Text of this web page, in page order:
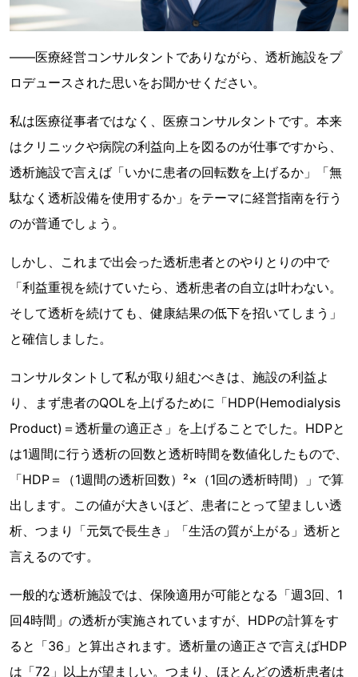
――医療経営コンサルタントでありながら、透析施設をプ
ロデュースされた思いをお聞かせください。
私は医療従事者ではなく、医療コンサルタントです。本来
はクリニックや病院の利益向上を図るのが仕事ですから、
透析施設で言えば「いかに患者の回転数を上げるか」「無
駄なく透析設備を使用するか」をテーマに経営指南を行う
のが普通でしょう。
しかし、これまで出会った透析患者とのやりとりの中で
「利益重視を続けていたら、透析患者の自立は叶わない。
そして透析を続けても、健康結果の低下を招いてしまう」
と確信しました。
コンサルタントして私が取り組むべきは、施設の利益よ
り、まず患者のQOLを上げるために「HDP(Hemodialysis
Product)＝透析量の適正さ」を上げることでした。HDPと
は1週間に行う透析の回数と透析時間を数値化したもので、
「HDP＝（1週間の透析回数）²×（1回の透析時間）」で算
出します。この値が大きいほど、患者にとって望ましい透
析、つまり「元気で長生き」「生活の質が上がる」透析と
言えるのです。
一般的な透析施設では、保険適用が可能となる「週3回、1
回4時間」の透析が実施されていますが、HDPの計算をす
ると「36」と算出されます。透析量の適正さで言えばHDP
は「72」以上が望ましい。つまり、ほとんどの透析患者は